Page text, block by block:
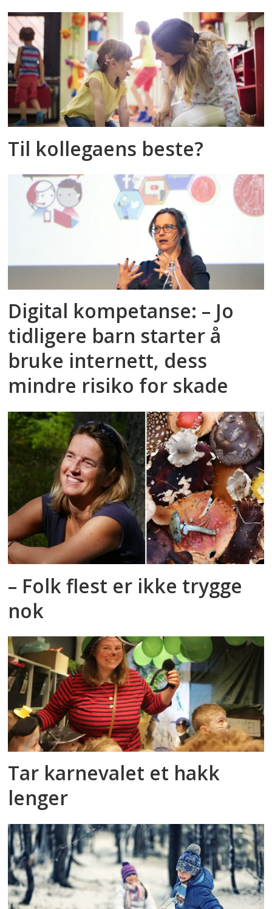
Til kollegaens beste?
Digital kompetanse: – Jo
tidligere barn starter å
bruke internett, dess
mindre risiko for skade
– Folk flest er ikke trygge
nok
Tar karnevalet et hakk
lenger